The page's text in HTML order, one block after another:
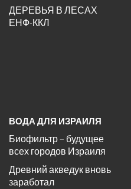
ДЕРЕВЬЯ В ЛЕСАХ
ЕНФ-ККЛ
ВОДА ДЛЯ ИЗРАИЛЯ
Биофильтр – будущее
всех городов Израиля
Древний акведук вновь
заработал